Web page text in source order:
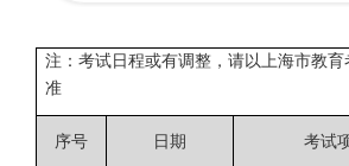
注：考试日程或有调整，请以上海市教
准
序号 日期 考试